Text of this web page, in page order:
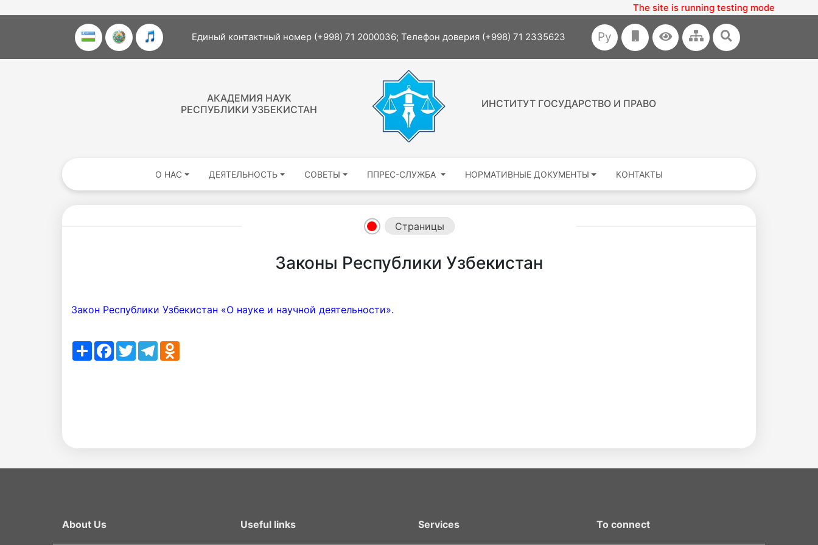
The site is running testing mode
Единый контактный номер (+998) 71 2000036; Телефон доверия (+998) 71 2335623 Ру
АКАДЕМИЯ НАУК
РЕСПУБЛИКИ УЗБЕКИСТАН
ИНСТИТУТ ГОСУДАРСТВО И ПРАВО
О НАС ДЕЯТЕЛЬНОСТЬ СОВЕТЫ ППРЕС-СЛУЖБА НОРМАТИВНЫЕ ДОКУМЕНТЫ КОНТАКТЫ
Страницы
Законы Республики Узбекистан
Закон Республики Узбекистан «О науке и научной деятельности».
ShareFacebook
TwitterTelegramOdnoklassniki
About Us Useful links Services To connect